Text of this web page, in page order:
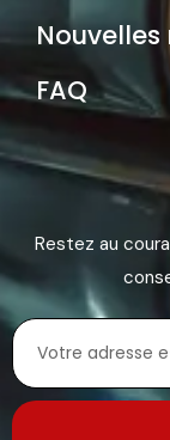
FAQ
Restez au